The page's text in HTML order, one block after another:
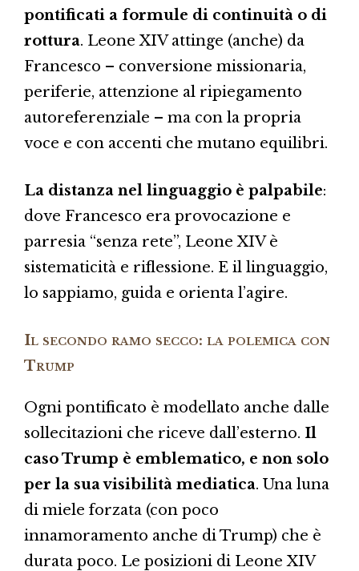
pontificati a formule di continuità o di
rottura. Leone XIV attinge (anche) da
Francesco – conversione missionaria,
periferie, attenzione al ripiegamento
autoreferenziale – ma con la propria
voce e con accenti che mutano equilibri.
La distanza nel linguaggio è palpabile:
dove Francesco era provocazione e
parresia “senza rete”, Leone XIV è
sistematicità e riflessione. E il linguaggio,
lo sappiamo, guida e orienta l’agire.
Il secondo ramo secco: la polemica con
Trump
Ogni pontificato è modellato anche dalle
sollecitazioni che riceve dall’esterno. Il
caso Trump è emblematico, e non solo
per la sua visibilità mediatica. Una luna
di miele forzata (con poco
innamoramento anche di Trump) che è
durata poco. Le posizioni di Leone XIV